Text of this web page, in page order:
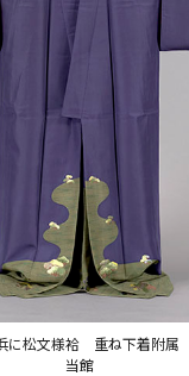
に松文様袷 重ね下着附属
当館